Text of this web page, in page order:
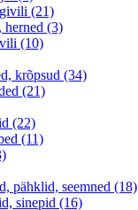
(21)
herned (3)
(10)
krõpsud (34)
(21)
(22)
(11)
pähklid, seemned (18)
sinepid (16)